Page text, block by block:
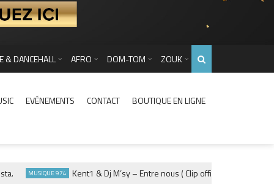
& DANCEHALL AFRO DOM-TOM ZOUK
EVÉNEMENTS CONTACT BOUTIQUE EN LIGNE
MUSIQUE 974 Kent1 & Dj M’sy – Entre nous ( Clip officiel ) – Fevrier 2025